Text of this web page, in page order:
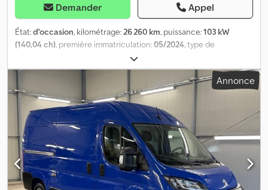
Demander Appel
État:d'occasion, kilométrage: 26 260 km, puissance:103 kW
(140,04 ch) , première immatriculation:05/2024 , type de
3 300 kg
d'engrenage:mécanique, classe d'émission:Euro 6, volume de
, longueur de l'espace de
chargement:
, largeur de l’espace de chargement:
mm
, hauteur de l'espace de chargement:
construction:2024 , Équipement:
ABS, climatisation, filtre à
particules, programme électronique de stabilité (ESP),
verrouillage centralisé, PLAQUES D’EXPORTATION OBTENUES EN
1 HEURE ! PEUGEOT BOXER L2H2 – 2.2 BlueHDi 140 ch Volume de
chargement : 3100 x 1870 x 1940 mm Volume : 11 m³ Charge utile :
1345 kg Garantie d’un an incluse Premier propriétaire 2 clés
Annonce